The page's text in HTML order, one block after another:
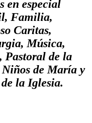
en especial
Familia,
Caritas,
Música,
Pastoral de la
de María y
la Iglesia.